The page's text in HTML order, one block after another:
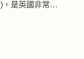
，是英國非常…